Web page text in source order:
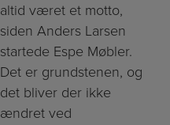
altid været et motto,
siden Anders Larsen
startede Espe Møbler.
Det er grundstenen, og
det bliver der ikke
ændret ved